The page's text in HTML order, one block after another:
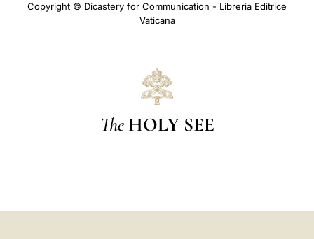
Copyright © Dicastery for Communication - Libreria Editrice
Vaticana
The HOLY SEE